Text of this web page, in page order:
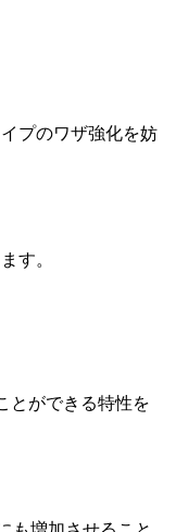
プのワザ強化を妨
す。
とができる特性を